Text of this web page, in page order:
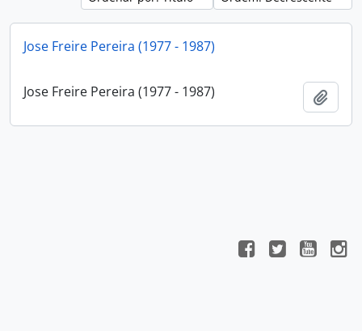
Jose Freire Pereira (1977 - 1987)
Jose Freire Pereira (1977 - 1987)